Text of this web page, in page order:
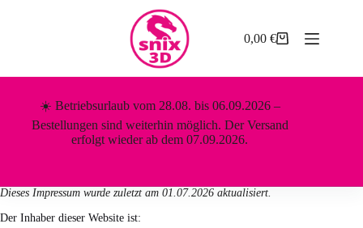
Warenkorb
0,00€
☀️ Betriebsurlaub vom 28.08. bis 06.09.2026 –
Bestellungen sind weiterhin möglich. Der Versand
erfolgt wieder ab dem 07.09.2026.
Dieses Impressum wurde zuletzt am 01.07.2026 aktualisiert.
Der Inhaber dieser Website ist: